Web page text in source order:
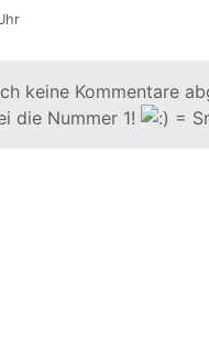
keine Kommentare
die Nummer 1!